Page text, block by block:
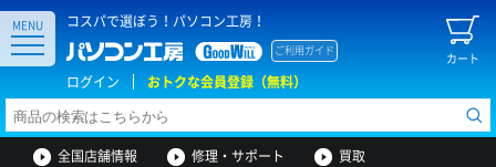
コスパで選ぼう！パソコン工房！
カート
ご利用ガイド
ログイン おトクな会員登録（無料）
MENU
全国店舗情報 修理・サポート 買取